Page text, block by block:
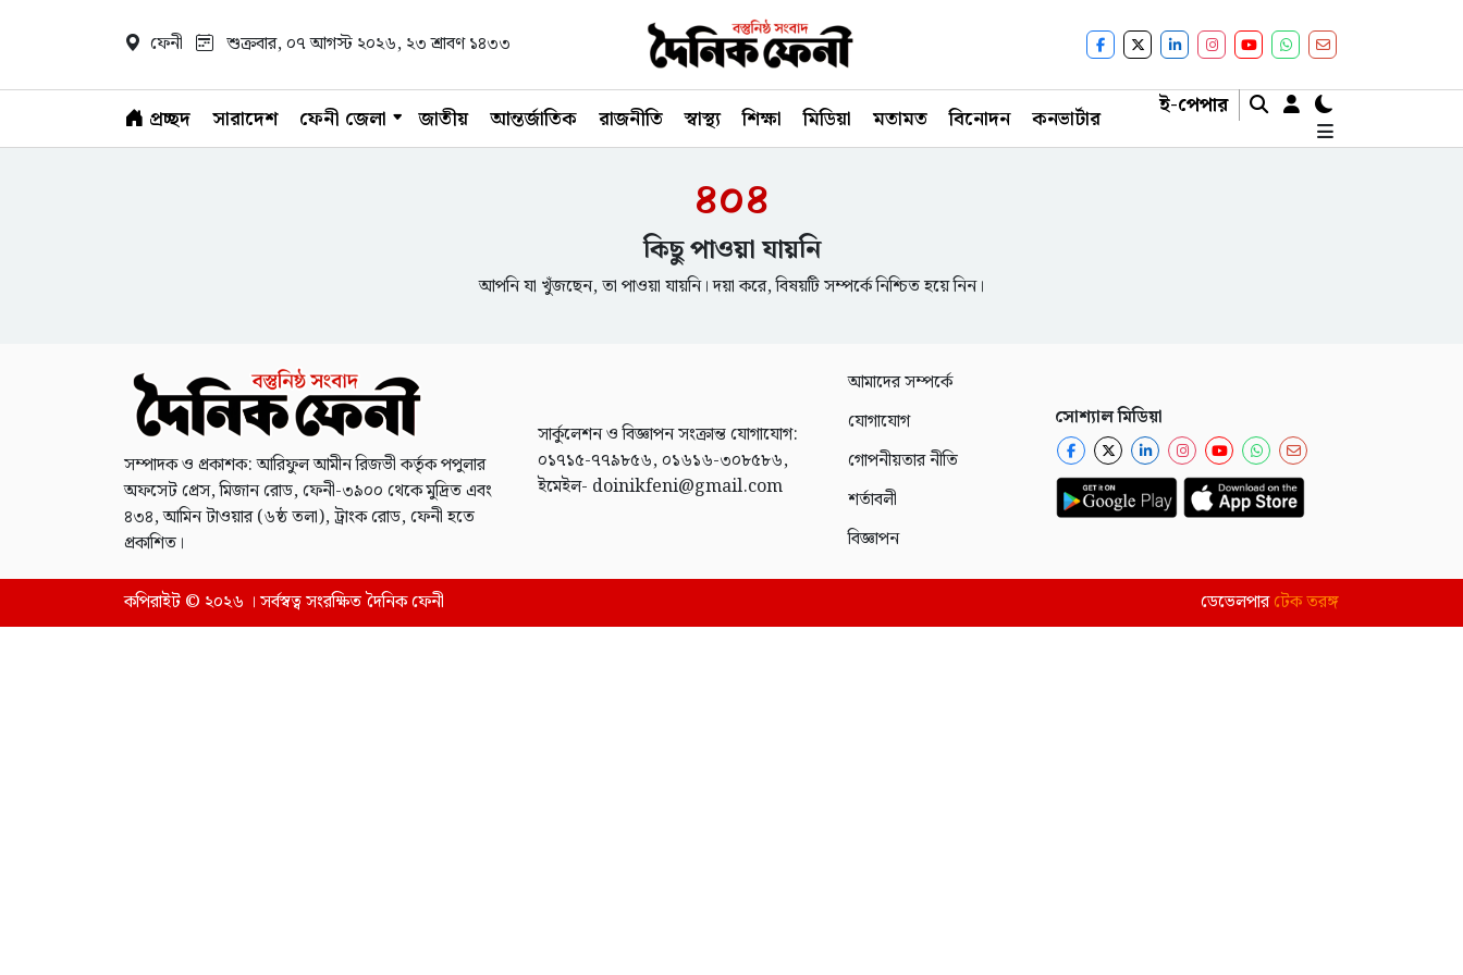
ফেনী শুক্রবার, ০৭ আগস্ট ২০২৬, ২৩ শ্রাবণ ১৪৩৩
প্রচ্ছদ সারাদেশ ফেনী জেলা জাতীয় আন্তর্জাতিক রাজনীতি স্বাস্থ্য শিক্ষা মিডিয়া মতামত বিনোদন কনভার্টার ই-পেপার
৪০৪
কিছু পাওয়া যায়নি
আপনি যা খুঁজছেন, তা পাওয়া যায়নি। দয়া করে, বিষয়টি সম্পর্কে নিশ্চিত হয়ে নিন।
সম্পাদক ও প্রকাশক: আরিফুল আমীন রিজভী কর্তৃক পপুলার
অফসেট প্রেস, মিজান রোড, ফেনী-৩৯০০ থেকে মুদ্রিত এবং
৪৩৪, আমিন টাওয়ার (৬ষ্ঠ তলা), ট্রাংক রোড, ফেনী হতে
প্রকাশিত।
সার্কুলেশন ও বিজ্ঞাপন সংক্রান্ত যোগাযোগ:
০১৭১৫-৭৭৯৮৫৬, ০১৬১৬-৩০৮৫৮৬,
ইমেইল- doinikfeni@gmail.com
আমাদের সম্পর্কে
যোগাযোগ
গোপনীয়তার নীতি
শর্তাবলী
বিজ্ঞাপন
সোশ্যাল মিডিয়া
কপিরাইট © ২০২৬ । সর্বস্বত্ব সংরক্ষিত দৈনিক ফেনী ডেভেলপারটেক তরঙ্গ